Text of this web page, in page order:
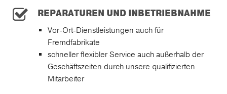
REPARATUREN UND INBETRIEBNAHME
Vor-Ort-Dienstleistungen auch für
Fremdfabrikate
schneller flexibler Service auch außerhalb der
Geschäftszeiten durch unsere qualifizierten
Mitarbeiter